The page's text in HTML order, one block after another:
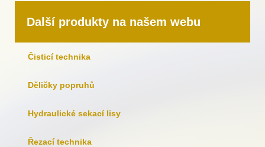
Další produkty na našem webu
Čisticí technika
Děličky popruhů
Hydraulické sekací lisy
Řezací technika